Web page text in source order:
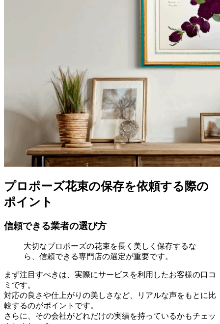
プロポーズ花束の保存を依頼する際の
ポイント
信頼できる業者の選び方
大切なプロポーズの花束を長く美しく保存するな
ら、信頼できる専門店の選定が重要です。
まず注目すべきは、実際にサービスを利用したお客様の口コ
ミです。
対応の良さや仕上がりの美しさなど、リアルな声をもとに比
較するのがポイントです。
さらに、その会社がどれだけの実績を持っているかもチェッ